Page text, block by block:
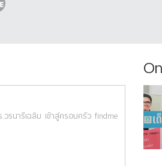
นารีเฉลิม เข้าสู่ครอบครัว findme